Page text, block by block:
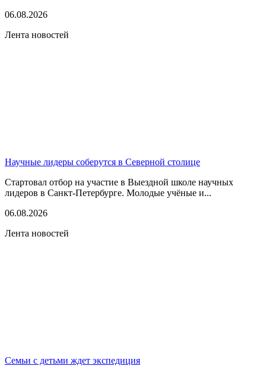
06.08.2026
Лента новостей
Научные лидеры соберутся в Северной столице
Стартовал отбор на участие в Выездной школе научных
лидеров в Санкт-Петербурге. Молодые учёные и...
06.08.2026
Лента новостей
Семьи с детьми ждет экспедиция